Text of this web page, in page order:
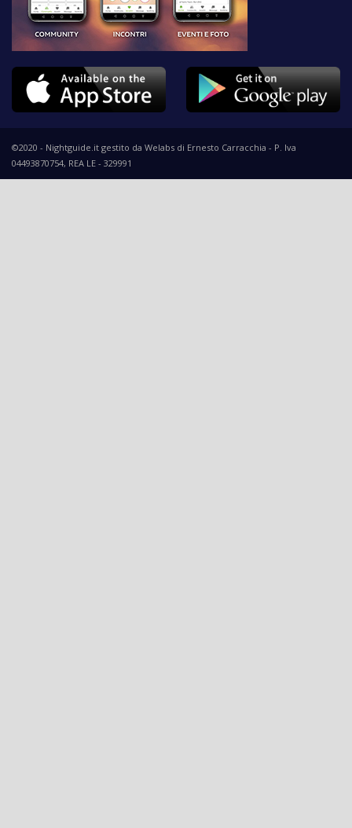
©2020 - Nightguide.it gestito da Welabs di Ernesto Carracchia - P. Iva
04493870754, REA LE - 329991